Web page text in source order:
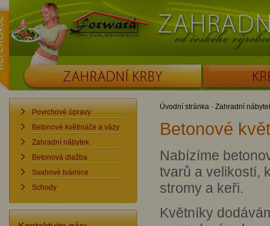
Forward Zahradní krby od
ZAHRADNÍ KRBY KRBOUDÍRNY
Povrchové úpravy
Betonové květináče a vázy
Zahradní nábytek
Betonová dlažba
Svahové tvárnice
Schody
Úvodní stránka - Zahradní
Betonové
Nabízíme
tvarů a velikostí,
stromy a keři.
Květníky